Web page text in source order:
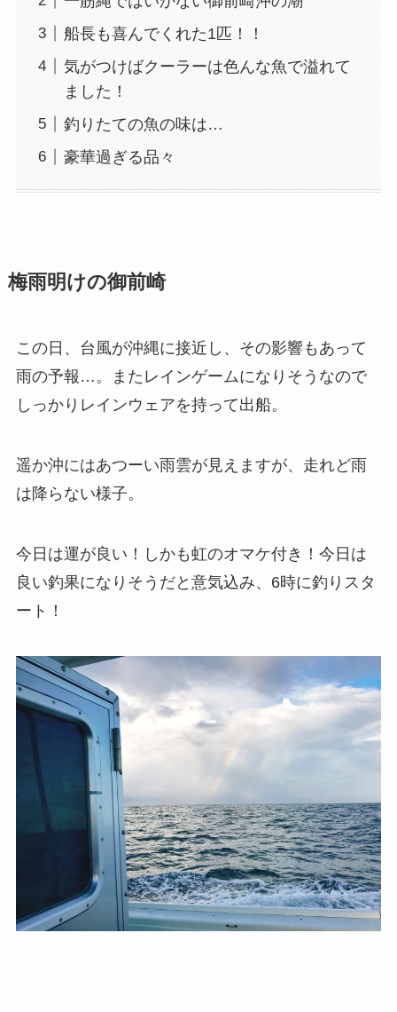
船長も喜んでくれた1匹！！
気がつけばクーラーは色んな魚で溢れて
ました！
釣りたての魚の味は…
豪華過ぎる品々
梅雨明けの御前崎
この日、台風が沖縄に接近し、その影響もあって
雨の予報…。またレインゲームになりそうなので
しっかりレインウェアを持って出船。
遥か沖にはあつーい雨雲が見えますが、走れど雨
は降らない様子。
今日は運が良い！しかも虹のオマケ付き！今日は
良い釣果になりそうだと意気込み、6時に釣りスタ
ート！